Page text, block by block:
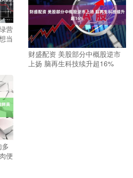
营
当
财盛配资 美股部分中概股逆市
上扬 脑再生科技续升超16%
便